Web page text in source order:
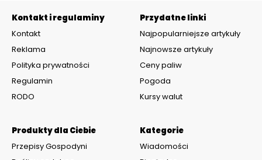
Kontakt i regulaminy
Kontakt
Reklama
Polityka prywatności
Regulamin
RODO
Kategorie
Wiadomości
Produkty dla Ciebie
Przepisy Gospodyni
Przydatne linki
Najpopularniejsze artykuły
Najnowsze artykuły
Ceny paliw
Pogoda
Kursy walut